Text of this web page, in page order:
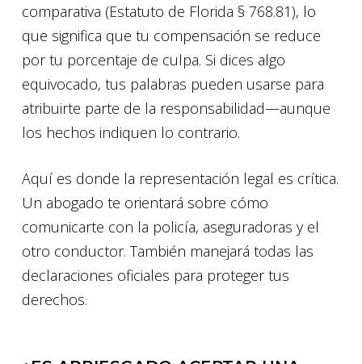
comparativa (Estatuto de Florida § 768.81), lo
que significa que tu compensación se reduce
por tu porcentaje de culpa. Si dices algo
equivocado, tus palabras pueden usarse para
atribuirte parte de la responsabilidad—aunque
los hechos indiquen lo contrario.
Aquí es donde la representación legal es crítica.
Un abogado te orientará sobre cómo
comunicarte con la policía, aseguradoras y el
otro conductor. También manejará todas las
declaraciones oficiales para proteger tus
derechos.